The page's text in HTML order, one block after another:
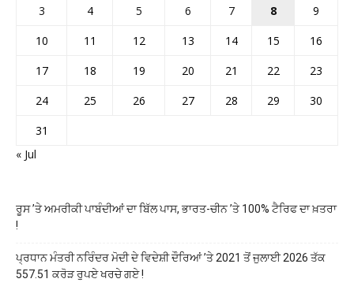
3
4 5 6 7 8
9
10
11 12 13 14 15
16
17
18 19 20 21 22
23
24
25 26 27 28 29
30
31
« Jul
ਰੂਸ ’ਤੇ ਅਮਰੀਕੀ ਪਾਬੰਦੀਆਂ ਦਾ ਬਿੱਲ ਪਾਸ, ਭਾਰਤ-ਚੀਨ ’ਤੇ 100% ਟੈਰਿਫ ਦਾ ਖ਼ਤਰਾ
!
ਪ੍ਰਧਾਨ ਮੰਤਰੀ ਨਰਿੰਦਰ ਮੋਦੀ ਦੇ ਵਿਦੇਸ਼ੀ ਦੌਰਿਆਂ ’ਤੇ 2021 ਤੋਂ ਜੁਲਾਈ 2026 ਤੱਕ
557.51 ਕਰੋੜ ਰੁਪਏ ਖਰਚੇ ਗਏ !